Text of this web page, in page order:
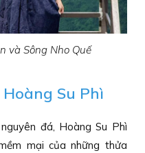
và Sông Nho Quế
Su Phì
đá, Hoàng Su Phì
mại của những thửa